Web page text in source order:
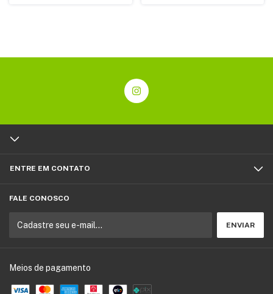
ENTRE EM CONTATO
FALE CONOSCO
Meios de pagamento